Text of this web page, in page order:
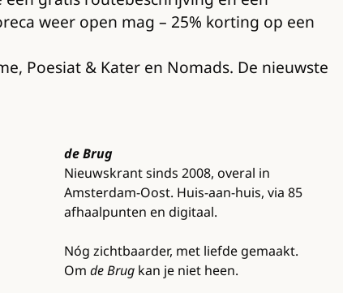
weer open mag – 25% korting op een
Poesiat & Kater en Nomads. De nieuwste
de Brug
Nieuwskrant sinds 2008, overal in
Amsterdam-Oost. Huis-aan-huis, via 85
afhaalpunten en digitaal.
Nóg zichtbaarder, met liefde gemaakt.
Om de Brug kan je niet heen.